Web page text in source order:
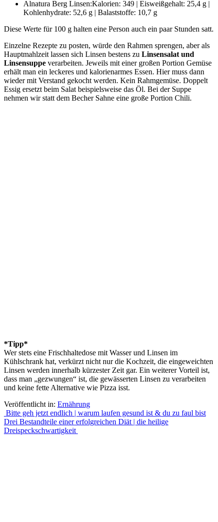
Alnatura Berg Linsen:Kalorien: 349 | Eisweißgehalt: 25,4 g |
Kohlenhydrate: 52,6 g | Balaststoffe: 10,7 g
Diese Werte für 100 g halten eine Person auch ein paar Stunden satt.
Einzelne Rezepte zu posten, würde den Rahmen sprengen, aber als
Hauptmahlzeit lassen sich Linsen bestens zu Linsensalat und
Linsensuppe verarbeiten. Jeweils mit einer großen Portion Gemüse
erhält man ein leckeres und kalorienarmes Essen. Hier muss dann
wieder mit Verstand gekocht werden. Kein Rahmgemüse. Doppelt
Essig ersetzt beim Salat beispielsweise das Öl. Bei der Suppe
nehmen wir statt dem Becher Sahne eine große Portion Chili.
*Tipp*
Wer stets eine Frischhaltedose mit Wasser und Linsen im
Kühlschrank hat, verkürzt nicht nur die Kochzeit, die eingeweichten
Linsen werden innerhalb kürzester Zeit gar. Ein weiterer Vorteil ist,
dass man „gezwungen“ ist, die gewässerten Linsen zu verarbeiten
und keine fette Alternative wie Pizza isst.
Veröffentlicht in: Ernährung
Beitrags-
Navigation
Bitte geh jetzt endlich | warum laufen gesund ist & du zu faul bist
Drei Bestandteile einer erfolgreichen Diät | die heilige
Dreispeckschwartigkeit